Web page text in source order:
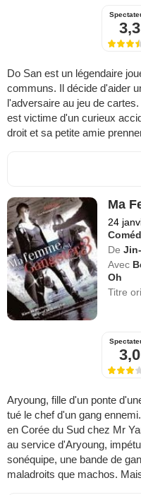
3,3
Do San est un légendaire
communs. Il décide d'aider
l'adversaire au jeu de
est victime d'un curieux
droit et sa petite amie
Ma
24
De
Avec
Oh
Titre
3,0
Aryoung, fille d'un ponte
tué le chef d'un gang
en Corée du Sud chez Mr
au service d'Aryoung,
sonéquipe, une bande de
maladroits que machos.